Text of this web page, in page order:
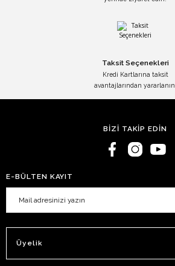
Taksit Seçenekleri
Kredi Kartlarına taksit
avantajlarından yararlanın.
BİZİ TAKİP EDİN
E-BÜLTEN KAYIT
Üyelik